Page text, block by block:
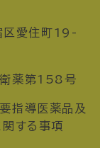
愛住町19-
薬第158号
指導医薬品及
する事項